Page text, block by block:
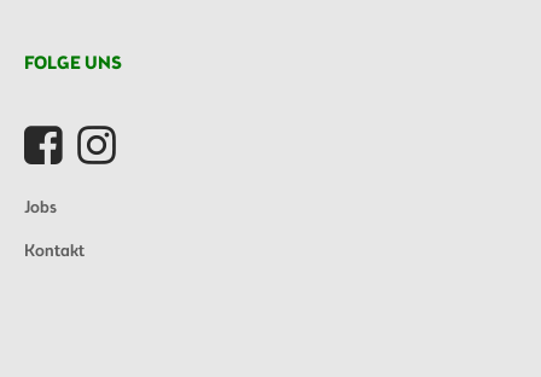
FOLGE UNS
Jobs
Kontakt